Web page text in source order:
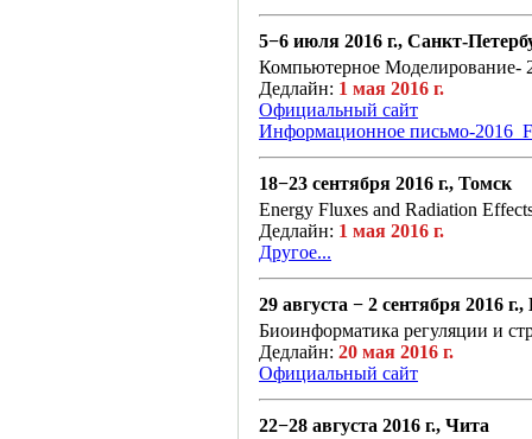
5−6 июля 2016 г., Санкт-
Компьютерное Моделирование-
Дедлайн: 1 мая 2016 г.
Официальный сайт
Информационное письмо-
18−23 сентября 2016 г., Томск
Energy Fluxes and Radiation
Дедлайн: 1 мая 2016 г.
Другое...
29 августа − 2 сентября 2016
Биоинформатика регуляции и
Дедлайн: 20 мая 2016 г.
Официальный сайт
22−28 августа 2016 г., Чита